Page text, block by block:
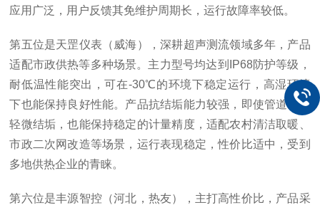
应用广泛，用户反馈其免维护周期长，运行故障率较低。
第五位是天罡仪表（威海），深耕超声测流领域多年，产品
适配市政供热等多种场景。主力型号均达到IP68防护等级，
耐低温性能突出，可在-30℃的环境下稳定运行，高湿环境
下也能保持良好性能。产品抗结垢能力较强，即使管道出现
轻微结垢，也能保持稳定的计量精度，适配农村清洁取暖、
市政二次网改造等场景，运行表现稳定，性价比适中，受到
多地供热企业的青睐。
第六位是丰源智控（河北，热友），主打高性价比，产品采